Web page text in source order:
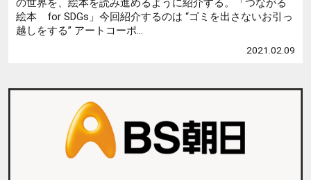
の世界を、絵本を読み進めるように紹介する。「つながる
絵本 for SDGs」今回紹介するのは “ゴミを出さないお引っ
越しをする” アートコーポ...
2021.02.09